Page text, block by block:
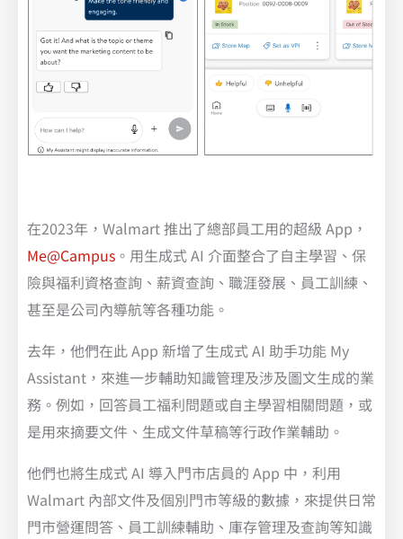
在2023年，Walmart 推出了總部員工用的超級 App，
Me@Campus 。用生成式 AI 介面整合了自主學習、保
險與福利資格查詢、薪資查詢、職涯發展、員工訓練、
甚至是公司內導航等各種功能。
去年，他們在此 App 新增了生成式 AI 助手功能 My
Assistant，來進一步輔助知識管理及涉及圖文生成的業
務。例如，回答員工福利問題或自主學習相關問題，或
是用來摘要文件、生成文件草稿等行政作業輔助。
他們也將生成式 AI 導入門市店員的 App 中，利用
Walmart 內部文件及個別門市等級的數據，來提供日常
門市營運問答、員工訓練輔助、庫存管理及查詢等知識